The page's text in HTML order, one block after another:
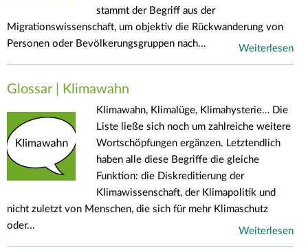
stammt der Begriff aus der
Migrationswissenschaft, um objektiv die Rückwanderung von
Personen oder Bevölkerungsgruppen nach...
Weiterlesen
Glossar | Klimawahn
Klimawahn, Klimalüge, Klimahysterie… Die
Liste ließe sich noch um zahlreiche weitere
Wortschöpfungen ergänzen. Letztendlich
haben alle diese Begriffe die gleiche
Funktion: die Diskreditierung der
Klimawissenschaft, der Klimapolitik und
nicht zuletzt von Menschen, die sich für mehr Klimaschutz
oder...
Weiterlesen